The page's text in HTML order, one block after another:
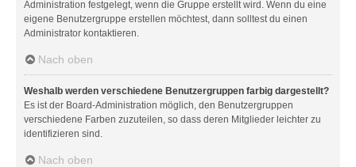
Administration festgelegt, wenn die Gruppe erstellt wird. Wenn du eine
eigene Benutzergruppe erstellen möchtest, dann solltest du einen
Administrator kontaktieren.
Nach oben
Weshalb werden verschiedene Benutzergruppen farbig dargestellt?
Es ist der Board-Administration möglich, den Benutzergruppen
verschiedene Farben zuzuteilen, so dass deren Mitglieder leichter zu
identifizieren sind.
Nach oben